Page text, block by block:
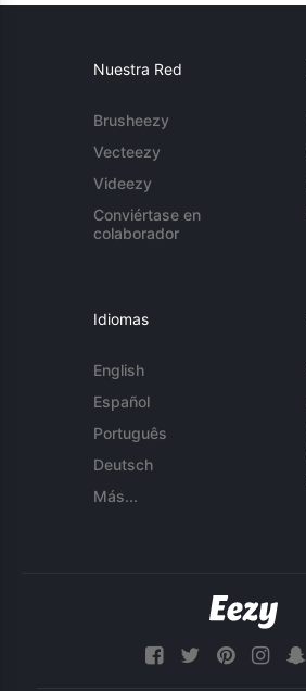
Nuestra Red
Brusheezy
Vecteezy
Videezy
Conviértase en
colaborador
Idiomas
English
Español
Português
Deutsch
Más...